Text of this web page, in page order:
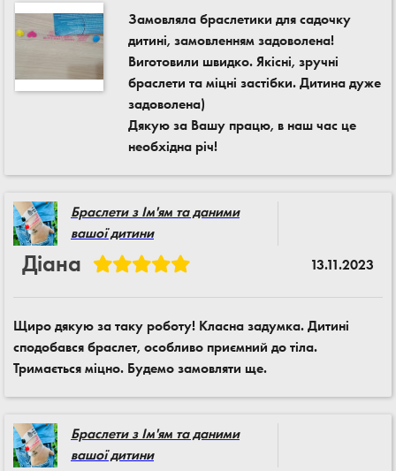
Замовляла браслетики для садочку
дитині, замовленням задоволена!
Виготовили швидко. Якісні, зручні
браслети та міцні застібки. Дитина дуже
задоволена)
Дякую за Вашу працю, в наш час це
необхідна річ!
Браслети з Ім'ям та даними
вашої дитини
Діана 13.11.2023
Щиро дякую за таку роботу! Класна задумка. Дитині
сподобався браслет, особливо приємний до тіла.
Тримається міцно. Будемо замовляти ще.
Браслети з Ім'ям та даними
вашої дитини